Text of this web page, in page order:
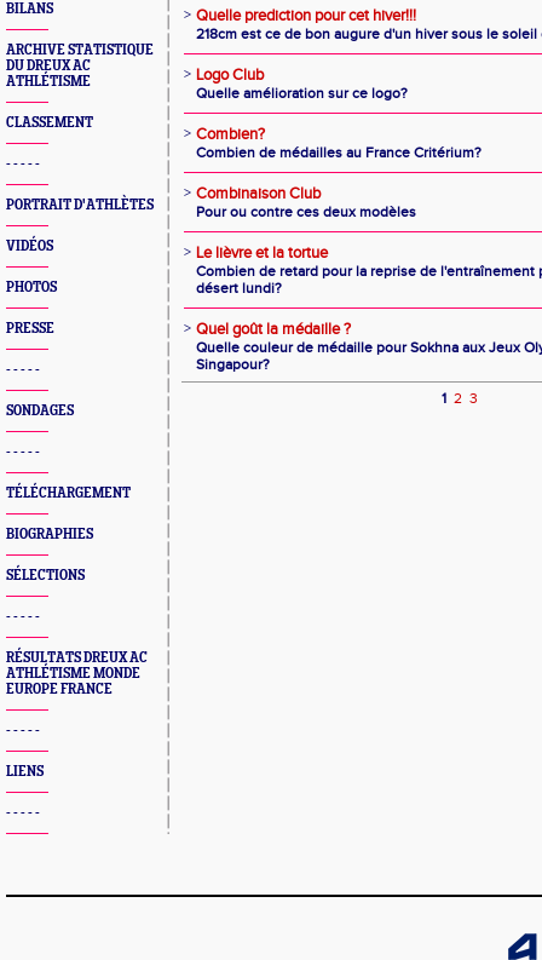
BILANS
ARCHIVE STATISTIQUE
DU DREUX AC
ATHLÉTISME
CLASSEMENT
- - - - -
PORTRAIT D'ATHLÈTES
VIDÉOS
PHOTOS
PRESSE
- - - - -
SONDAGES
- - - - -
TÉLÉCHARGEMENT
BIOGRAPHIES
SÉLECTIONS
- - - - -
RÉSULTATS DREUX AC
ATHLÉTISME MONDE
EUROPE FRANCE
- - - - -
LIENS
- - - - -
> Quelle prediction pour cet hiver!!!
218cm est ce de bon augure d'un hiver sous le soleil
> Logo Club
Quelle amélioration sur ce logo?
> Combien?
Combien de médailles au France Critérium?
> Combinaison Club
Pour ou contre ces deux modèles
> Le lièvre et la tortue
Combien de retard pour la reprise de l'entraînement
désert lundi?
> Quel goût la médaille ?
Quelle couleur de médaille pour Sokhna aux Jeux
Singapour?
1 2 3